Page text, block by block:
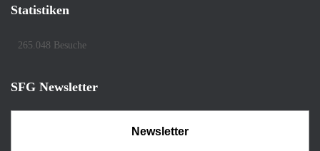
Statistiken
265.048 Besuche
SFG Newsletter
Newsletter